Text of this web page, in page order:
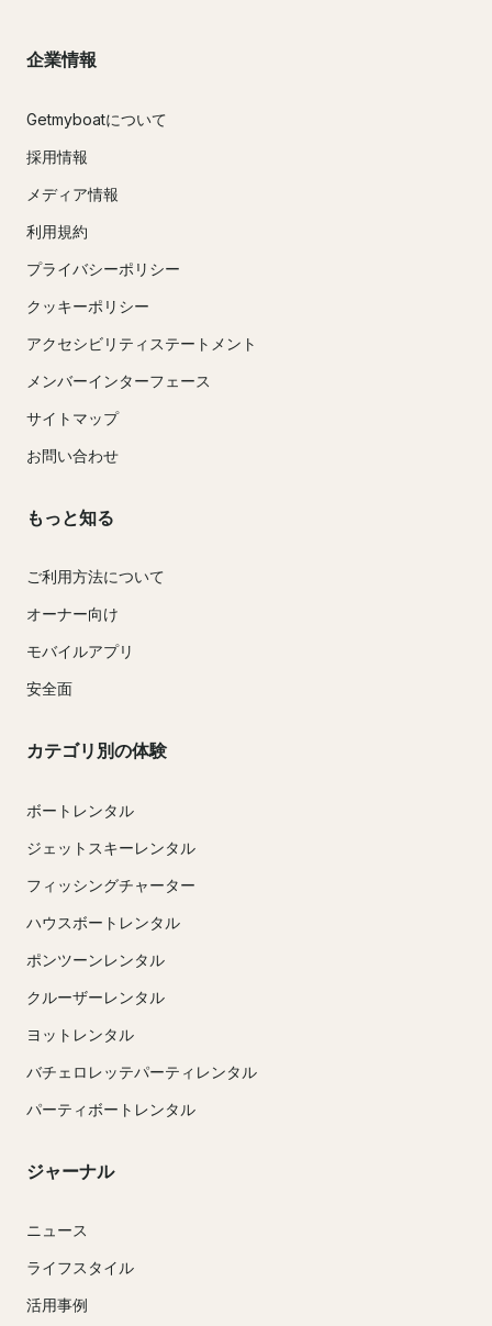
企業情報
Getmyboatについて
採用情報
メディア情報
利用規約
プライバシーポリシー
クッキーポリシー
アクセシビリティステートメント
メンバーインターフェース
サイトマップ
お問い合わせ
もっと知る
ご利用方法について
オーナー向け
モバイルアプリ
安全面
カテゴリ別の体験
ボートレンタル
ジェットスキーレンタル
フィッシングチャーター
ハウスボートレンタル
ポンツーンレンタル
クルーザーレンタル
ヨットレンタル
バチェロレッテパーティレンタル
パーティボートレンタル
ジャーナル
ニュース
ライフスタイル
活用事例